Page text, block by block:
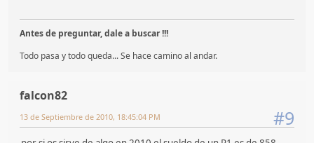
Antes de preguntar, dale a buscar !!!
Todo pasa y todo queda... Se hace camino al andar.
falcon82
#9
13 de Septiembre de 2010, 18:45:04 PM